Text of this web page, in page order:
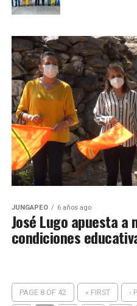
JUNGAPEO 6 años ago
José Lugo apuesta a
condiciones
PAGE 8 OF 42 « FIRST ‹